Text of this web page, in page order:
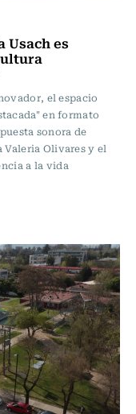
Usach es
el espacio
en formato
sonora de
Olivares y el
a la vida